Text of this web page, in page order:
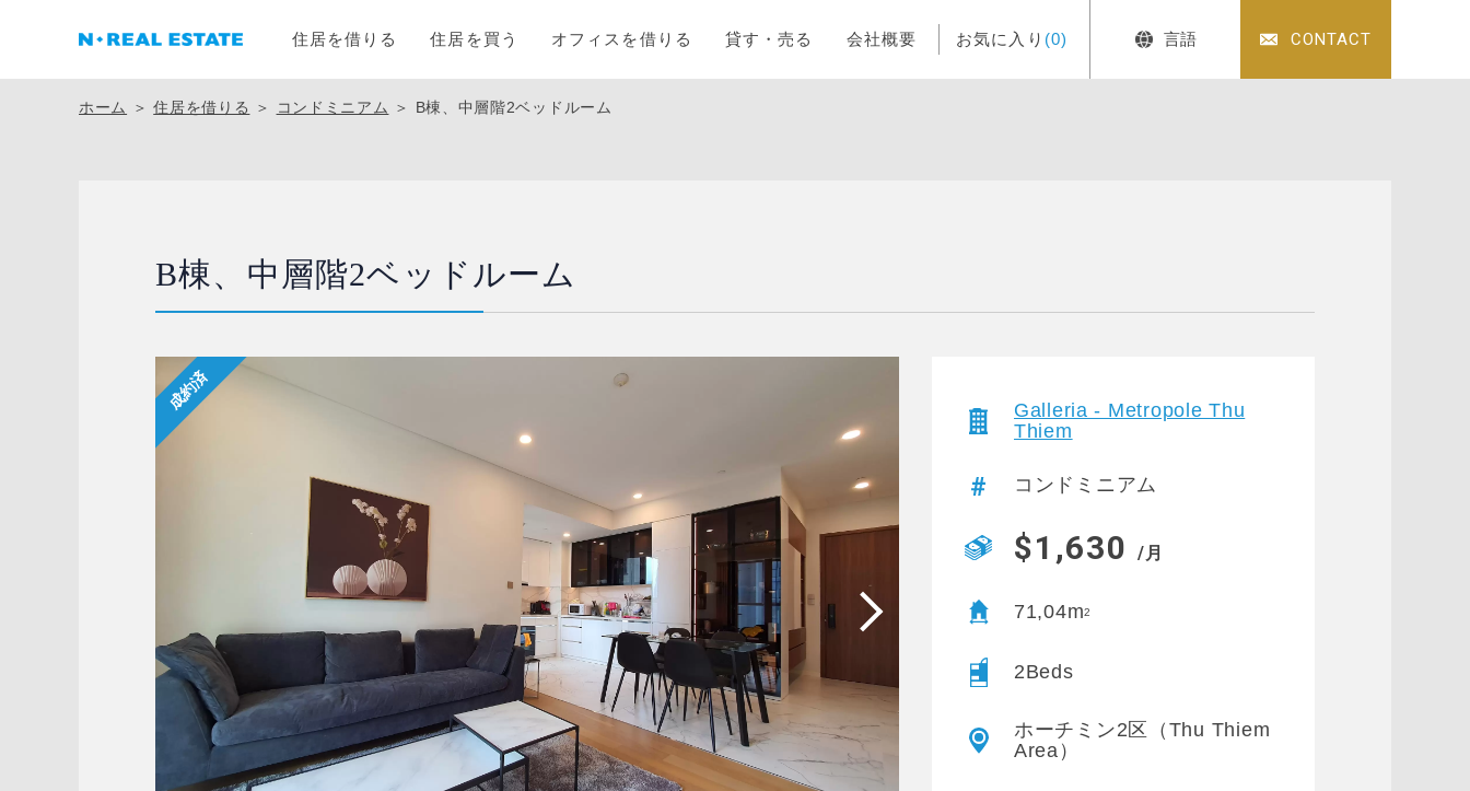
住居を借りる 住居を買う オフィスを借りる 貸す・売る 会社概要 お気に入り (0) 言語 CONTACT
ホーム ＞住居を借りる ＞ コンドミニアム ＞ B棟、中層階2ベッドルーム
B棟、中層階2ベッドルーム
Galleria - Metropole Thu
Thiem
コンドミニアム
$1,630 /月
71,04m2
2Beds
ホーチミン2区（Thu Thiem
Area）